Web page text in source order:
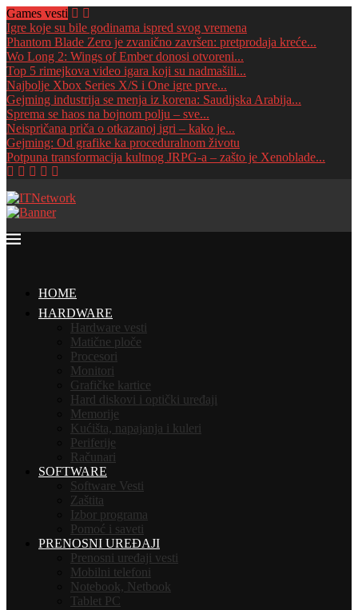
Games vesti
Igre koje su bile godinama ispred svog vremena
Phantom Blade Zero je zvanično završen: pretprodaja kreće...
Wo Long 2: Wings of Ember donosi otvoreni...
Top 5 rimejkova video igara koji su nadmašili...
Najbolje Xbox Series X/S i One igre prve...
Gejming industrija se menja iz korena: Saudijska Arabija...
Sprema se haos na bojnom polju – sve...
Neispričana priča o otkazanoj igri – kako je...
Gejming: Od grafike ka proceduralnom životu
Potpuna transformacija kultnog JRPG-a – zašto je Xenoblade...
HOME
HARDWARE
Hardware vesti
Matične ploče
Procesori
Monitori
Grafičke kartice
Hard diskovi i optički uređaji
Memorije
Kućišta, napajanja i kuleri
Periferije
Računari
SOFTWARE
Software Vesti
Zaštita
Izbor programa
Pomoć i saveti
PRENOSNI UREĐAJI
Prenosni uređaji vesti
Mobilni telefoni
Notebook, Netbook
Tablet PC